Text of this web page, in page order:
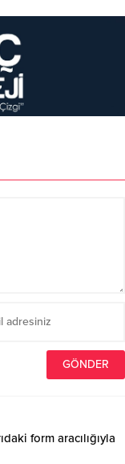
form aracılığıyla